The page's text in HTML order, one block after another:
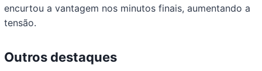
encurtou a vantagem nos minutos finais, aumentando a
tensão.
Outros destaques